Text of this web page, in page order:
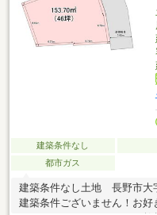
建築条件なし
都市ガス
建築条件なし土地 長野市大
建築条件ございません！お